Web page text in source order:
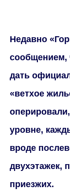
Недавно
сообщением,
дать
«ветхое
уровне,
вроде
двухэтажек,
приезжих.